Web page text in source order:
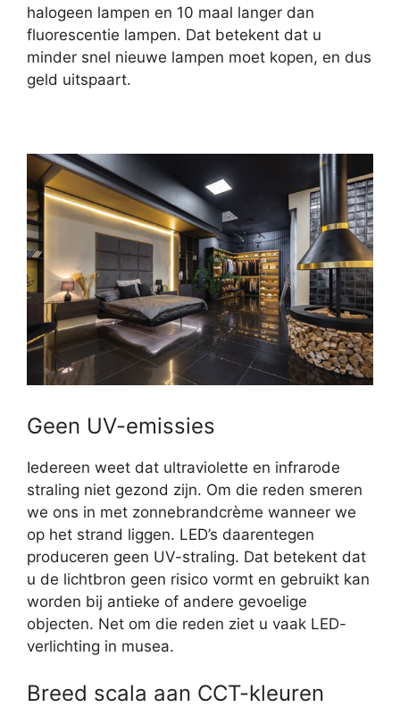
halogeen lampen en 10 maal langer dan
fluorescentie lampen. Dat betekent dat u
minder snel nieuwe lampen moet kopen, en dus
geld uitspaart.
Geen UV-emissies
Iedereen weet dat ultraviolette en infrarode
straling niet gezond zijn. Om die reden smeren
we ons in met zonnebrandcrème wanneer we
op het strand liggen. LED’s daarentegen
produceren geen UV-straling. Dat betekent dat
u de lichtbron geen risico vormt en gebruikt kan
worden bij antieke of andere gevoelige
objecten. Net om die reden ziet u vaak LED-
verlichting in musea.
Breed scala aan CCT-kleuren